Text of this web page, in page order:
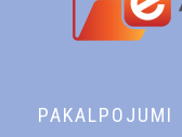
PAKALPOJUMI